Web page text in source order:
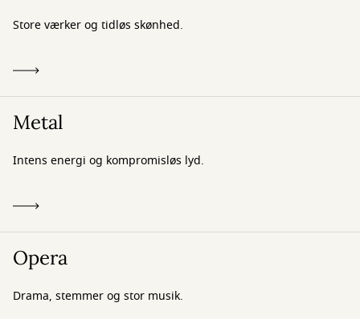
Store værker og tidløs skønhed.
Metal
Intens energi og kompromisløs lyd.
Opera
Drama, stemmer og stor musik.